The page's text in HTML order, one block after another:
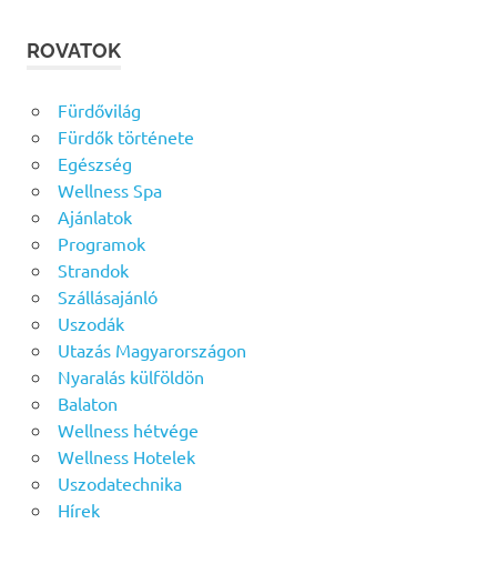
ROVATOK
Fürdővilág
Fürdők története
Egészség
Wellness Spa
Ajánlatok
Programok
Strandok
Szállásajánló
Uszodák
Utazás Magyarországon
Nyaralás külföldön
Balaton
Wellness hétvége
Wellness Hotelek
Uszodatechnika
Hírek